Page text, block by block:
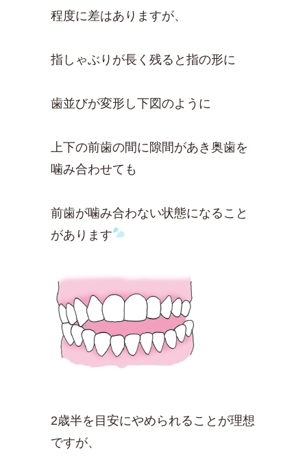
程度に差はありますが、
指しゃぶりが長く残ると指の形に
歯並びが変形し下図のように
上下の前歯の間に隙間があき奥歯を
噛み合わせても
前歯が噛み合わない状態になること
があります
2歳半を目安にやめられることが理想
ですが、